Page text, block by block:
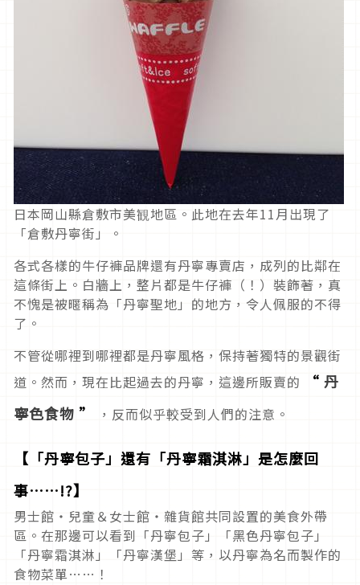
日本岡山縣倉敷市美観地區。此地在去年11月出現了
「倉敷丹寧街」。
各式各樣的牛仔褲品牌還有丹寧專賣店，成列的比鄰在
這條街上。白牆上，整片都是牛仔褲（！）裝飾著，真
不愧是被暱稱為「丹寧聖地」的地方，令人佩服的不得
了。
不管從哪裡到哪裡都是丹寧風格，保持著獨特的景觀街
道。然而，現在比起過去的丹寧，這邊所販賣的
“ 丹
寧色食物 ” ，反而似乎較受到人們的注意。
【「丹寧包子」還有「丹寧霜淇淋」是怎麼回
事……!?】
男士館・兒童＆女士館・雜貨館共同設置的美食外帶
區。在那邊可以看到「丹寧包子」「黑色丹寧包子」
「丹寧霜淇淋」「丹寧漢堡」等，以丹寧為名而製作的
食物菜單……！